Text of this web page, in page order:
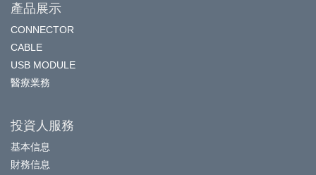
產品展示
CONNECTOR
CABLE
USB MODULE
醫療業務
投資人服務
基本信息
財務信息